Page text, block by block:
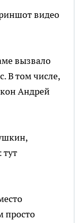
видео
вызвало
В том числе,
Андрей
тут
просто